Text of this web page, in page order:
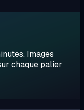
Images
chaque palier